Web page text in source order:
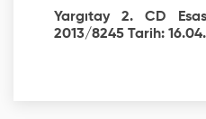
Yargıtay 2. CD
2013/8245 Tarih: